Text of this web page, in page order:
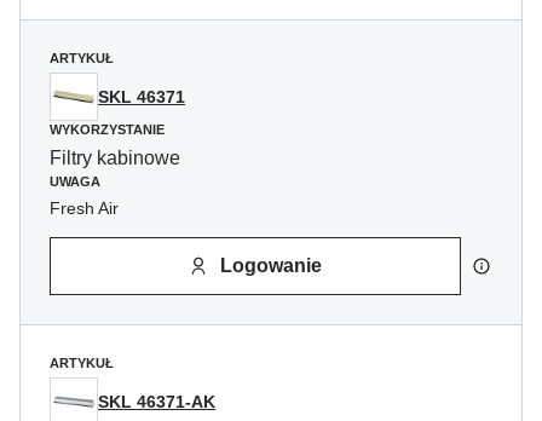
ARTYKUŁ
SKL 46371
WYKORZYSTANIE
Filtry kabinowe
UWAGA
Fresh Air
Logowanie
ARTYKUŁ
SKL 46371-AK